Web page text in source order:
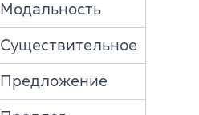
Модальность
Существительное
Предложение